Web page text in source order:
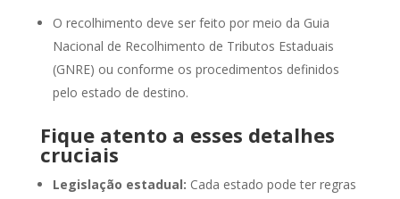
O recolhimento deve ser feito por meio da Guia
Nacional de Recolhimento de Tributos Estaduais
(GNRE) ou conforme os procedimentos definidos
pelo estado de destino.
Fique atento a esses detalhes
cruciais
Legislação estadual: Cada estado pode ter regras